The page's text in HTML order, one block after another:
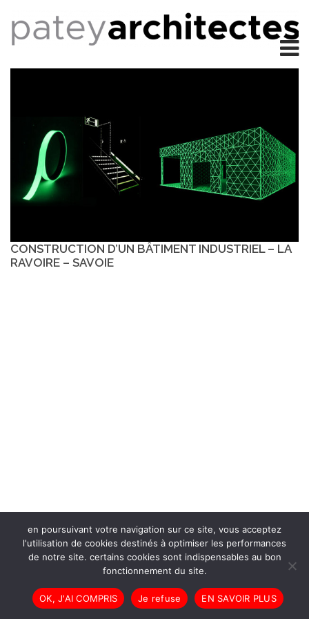
CONSTRUCTION D’UN BÂTIMENT INDUSTRIEL – LA
RAVOIRE – SAVOIE
en poursuivant votre navigation sur ce site, vous acceptez
l'utilisation de cookies destinés à optimiser les performances
de notre site. certains cookies sont indispensables au bon
fonctionnement du site.
OK, J'AI COMPRIS Je refuse EN SAVOIR PLUS